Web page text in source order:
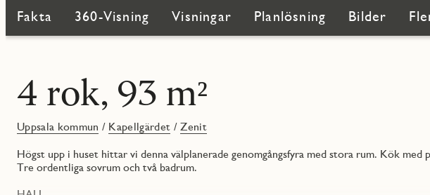
Fakta 360-Visning Visningar Planlösning Bilder
4 rok, 93 m²
Uppsala kommun / Kapellgärdet /Zenit
Högst upp i huset hittar vi denna välplanerade genomgångsfyra med stora rum. Kök
Tre ordentliga sovrum och två badrum.